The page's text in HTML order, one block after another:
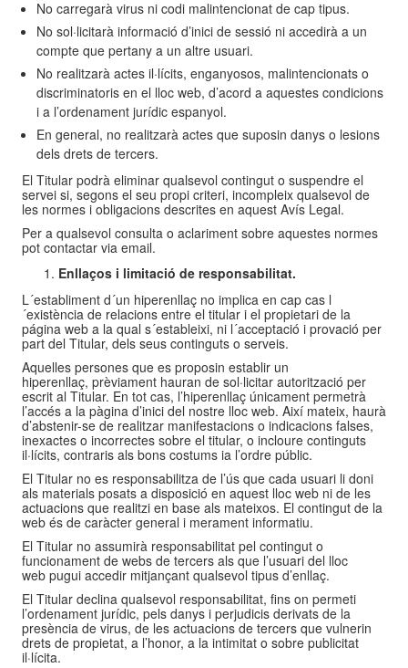
No carregarà virus ni codi malintencionat de cap tipus.
No sol·licitarà informació d’inici de sessió ni accedirà a un
compte que pertany a un altre usuari.
No realitzarà actes il·lícits, enganyosos, malintencionats o
discriminatoris en el lloc web, d’acord a aquestes condicions
i a l’ordenament jurídic espanyol.
En general, no realitzarà actes que suposin danys o lesions
dels drets de tercers.
El Titular podrà eliminar qualsevol contingut o suspendre el
servei si, segons el seu propi criteri, incompleix qualsevol de
les normes i obligacions descrites en aquest Avís Legal.
Per a qualsevol consulta o aclariment sobre aquestes normes
pot contactar via email.
Enllaços i limitació de responsabilitat.
L´establiment d´un hiperenllaç no implica en cap cas l
´existència de relacions entre el titular i el propietari de la
página web a la qual s´estableixi, ni l´acceptació i provació per
part del Titular, dels seus continguts o serveis.
Aquelles persones que es proposin establir un
hiperenllaç, prèviament hauran de sol·licitar autorització per
escrit al Titular. En tot cas, l’hiperenllaç únicament permetrà
l’accés a la pàgina d’inici del nostre lloc web. Així mateix, haurà
d’abstenir-se de realitzar manifestacions o indicacions falses,
inexactes o incorrectes sobre el titular, o incloure continguts
il·lícits, contraris als bons costums ia l’ordre públic.
El Titular no es responsabilitza de l’ús que cada usuari li doni
als materials posats a disposició en aquest lloc web ni de les
actuacions que realitzi en base als mateixos. El contingut de la
web és de caràcter general i merament informatiu.
El Titular no assumirà responsabilitat pel contingut o
funcionament de webs de tercers als que l’usuari del lloc
web pugui accedir mitjançant qualsevol tipus d’enllaç.
El Titular declina qualsevol responsabilitat, fins on permeti
l’ordenament jurídic, pels danys i perjudicis derivats de la
presència de virus, de les actuacions de tercers que vulnerin
drets de propietat, a l’honor, a la intimitat o sobre publicitat
il·lícita.